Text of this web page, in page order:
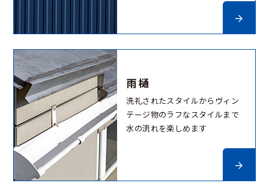
雨樋
洗礼されたスタイルからヴィン
テージ物のラフなスタイルまで
水の流れを楽しめます